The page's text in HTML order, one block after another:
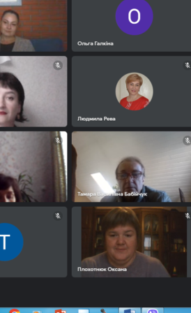
Карантин
Воєнний стан
та працевлаштування
освіти
інформальна освіта
для викладачів
для студентів
МФК
база
та інформальну освіту